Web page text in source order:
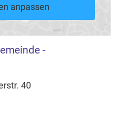
anpassen
-
40